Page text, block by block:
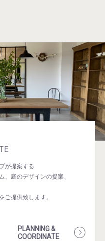
が提案する
、庭のデザインの提案、
ご提供致します。
PLANNING &
COORDINATE